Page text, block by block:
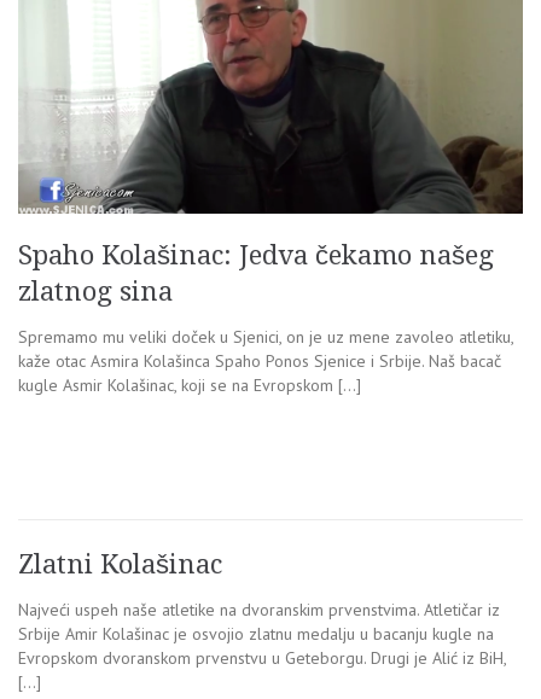
Spaho Kolašinac: Jedva čekamo našeg
zlatnog sina
Spremamo mu veliki doček u Sjenici, on je uz mene zavoleo atletiku,
kaže otac Asmira Kolašinca Spaho Ponos Sjenice i Srbije. Naš bacač
kugle Asmir Kolašinac, koji se na Evropskom […]
Zlatni Kolašinac
Najveći uspeh naše atletike na dvoranskim prvenstvima. Atletičar iz
Srbije Amir Kolašinac je osvojio zlatnu medalju u bacanju kugle na
Evropskom dvoranskom prvenstvu u Geteborgu. Drugi je Alić iz BiH,
[…]